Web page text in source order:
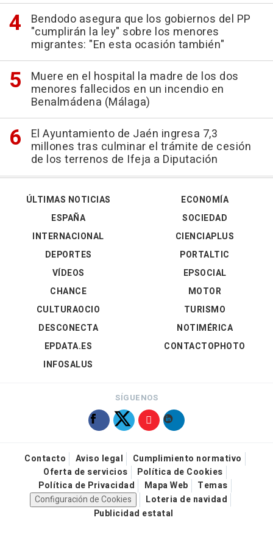
Bendodo asegura que los gobiernos del PP
"cumplirán la ley" sobre los menores
migrantes: "En esta ocasión también"
Muere en el hospital la madre de los dos
menores fallecidos en un incendio en
Benalmádena (Málaga)
El Ayuntamiento de Jaén ingresa 7,3
millones tras culminar el trámite de cesión
de los terrenos de Ifeja a Diputación
ÚLTIMAS NOTICIAS
ESPAÑA
INTERNACIONAL
DEPORTES
VÍDEOS
ECONOMÍA
SOCIEDAD
CIENCIAPLUS
PORTALTIC
EPSOCIAL
CHANCE
CULTURAOCIO
DESCONECTA
EPDATA.ES
INFOSALUS
MOTOR
TURISMO
NOTIMÉRICA
CONTACTOPHOTO
SÍGUENOS
Contacto Aviso legal
Cumplimiento normativo
Oferta de servicios
Política de Cookies
Política de Privacidad
Mapa Web
Temas
Configuración de Cookies
Loteria de navidad
Publicidad estatal